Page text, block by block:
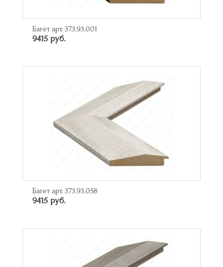
Багет арт. 373.93.001
9415 руб.
Багет арт. 373.93.058
9415 руб.